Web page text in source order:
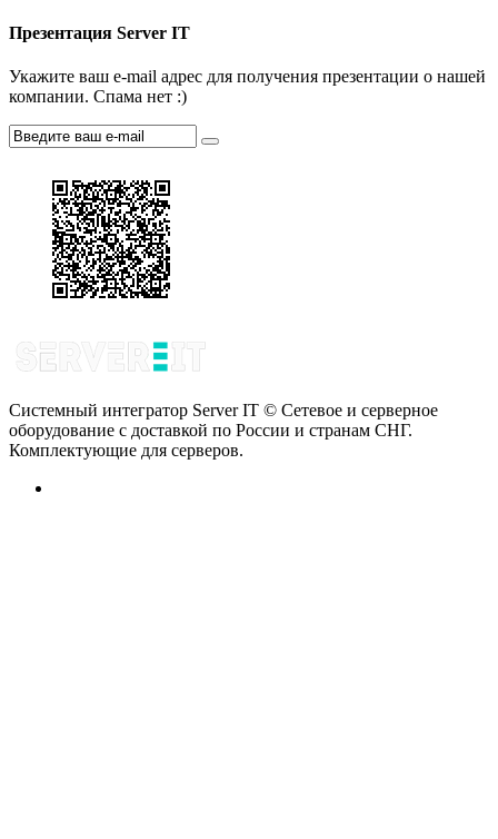
Презентация Server IT
Укажите ваш e-mail адрес для получения презентации о нашей
компании. Спама нет :)
Системный интегратор Server IT © Сетевое и серверное
оборудование с доставкой по России и странам СНГ.
Комплектующие для серверов.